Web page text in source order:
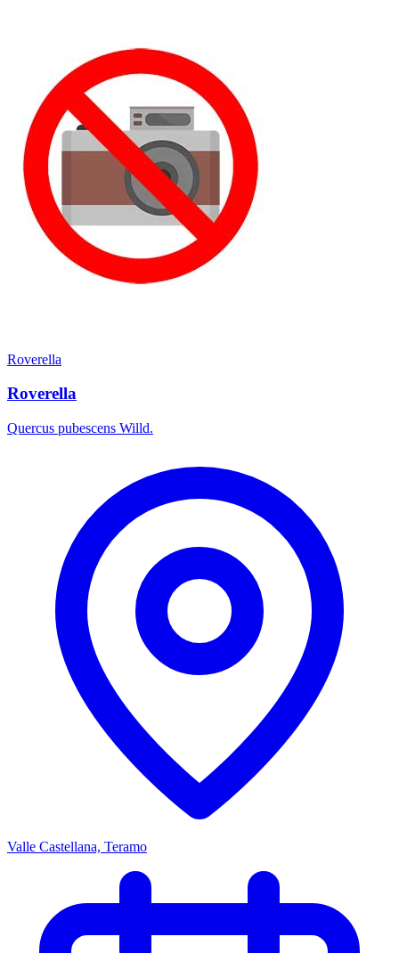
Roverella
Roverella
Quercus pubescens Willd.
Valle Castellana, Teramo